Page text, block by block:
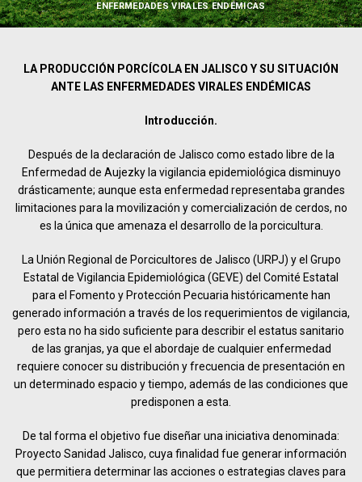
ENFERMEDADES VIRALES ENDÉMICAS
LA PRODUCCIÓN PORCÍCOLA EN JALISCO Y SU SITUACIÓN
ANTE LAS ENFERMEDADES VIRALES ENDÉMICAS
Introducción.
Después de la declaración de Jalisco como estado libre de la
Enfermedad de Aujezky la vigilancia epidemiológica disminuyo
drásticamente; aunque esta enfermedad representaba grandes
limitaciones para la movilización y comercialización de cerdos, no
es la única que amenaza el desarrollo de la porcicultura.
La Unión Regional de Porcicultores de Jalisco (URPJ) y el Grupo
Estatal de Vigilancia Epidemiológica (GEVE) del Comité Estatal
para el Fomento y Protección Pecuaria históricamente han
generado información a través de los requerimientos de vigilancia,
pero esta no ha sido suficiente para describir el estatus sanitario
de las granjas, ya que el abordaje de cualquier enfermedad
requiere conocer su distribución y frecuencia de presentación en
un determinado espacio y tiempo, además de las condiciones que
predisponen a esta.
De tal forma el objetivo fue diseñar una iniciativa denominada:
Proyecto Sanidad Jalisco, cuya finalidad fue generar información
que permitiera determinar las acciones o estrategias claves para